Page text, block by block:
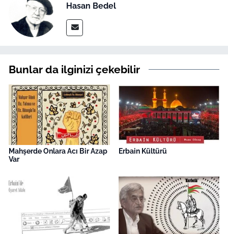
Hasan Bedel
Bunlar da ilginizi çekebilir
Mahşerde Onlara Acı Bir Azap
Var
Erbain Kültürü